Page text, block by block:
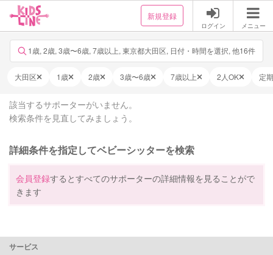
新規登録
ログイン メニュー
1歳, 2歳, 3歳〜6歳, 7歳以上, 東京都大田区, 日付・時間を選択, 他16件
大田区 1歳 2歳 3歳〜6歳 7歳以上 2人OK 定
該当するサポーターがいません。
検索条件を見直してみましょう。
詳細条件を指定してベビーシッターを検索
会員登録するとすべてのサポーターの詳細情報を見ることがで
きます
サービス